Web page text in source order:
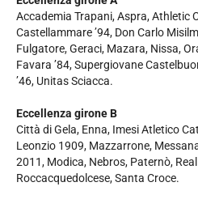
Accademia Trapani, Aspra, Athletic
Castellammare ’94, Don Carlo
Fulgatore, Geraci, Mazara, Nissa,
Favara ’84, Supergiovane
’46, Unitas Sciacca.
Eccellenza girone B
Città di Gela, Enna, Imesi Atletico
Leonzio 1909, Mazzarrone,
2011, Modica, Nebros, Paternò,
Roccacquedolcese, Santa Croce.